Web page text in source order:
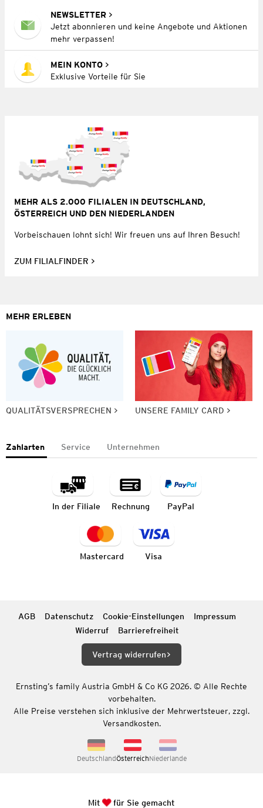
NEWSLETTER
Jetzt abonnieren und keine Angebote und Aktionen
mehr verpassen!
MEIN KONTO
Exklusive Vorteile für Sie
MEHR ALS 2.000 FILIALEN IN DEUTSCHLAND,
ÖSTERREICH UND DEN NIEDERLANDEN
Vorbeischauen lohnt sich! Wir freuen uns auf Ihren Besuch!
ZUM FILIALFINDER
MEHR ERLEBEN
QUALITÄTSVERSPRECHEN UNSERE FAMILY CARD
Zahlarten Service Unternehmen
In der Filiale Rechnung PayPal
Mastercard Visa
AGB Datenschutz Cookie-Einstellungen
Impressum
Widerruf
Barrierefreiheit
Vertrag widerrufen
Ernsting’s family Austria GmbH & Co KG 2026. © Alle Rechte
vorbehalten.
Alle Preise verstehen sich inklusive der Mehrwertsteuer, zzgl.
Versandkosten.
DeutschlandÖsterreichNiederlande
Mit für Sie gemacht